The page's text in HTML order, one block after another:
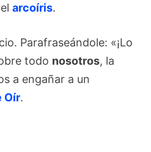
elarcoíris.
Parafraseándole: «¡Lo
todo nosotros, la
a engañar a un
Oír.